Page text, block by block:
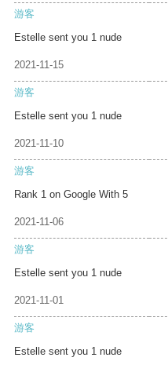
游客
Estelle sent you 1 nude
2021-11-15
游客
Estelle sent you 1 nude
2021-11-10
游客
Rank 1 on Google With 5
2021-11-06
游客
Estelle sent you 1 nude
2021-11-01
游客
Estelle sent you 1 nude